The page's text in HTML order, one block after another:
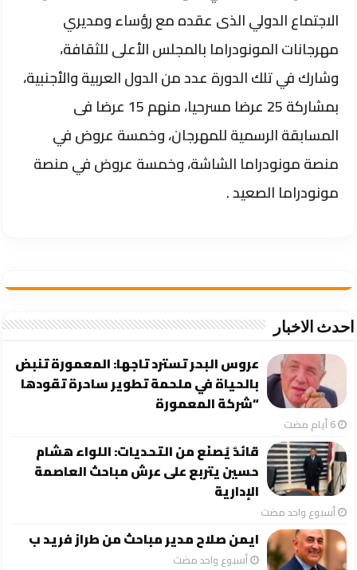
الاجتماع الدولي الذى عقده مع رؤساء ومديري
مهرجانات المونودراما بالمجلس الأعلى للثقافة،
وشارك في تلك الدورة عدد من الدول العربية والأجنبية،
بمشاركة 25 عرضا مسرحيا، منهم 15 عرضا فى
المسابقة الرسمية للمهرجان، وخمسة عروض في
منصة مونودراما الشاشة، وخمسة عروض في منصة
مونودراما الصعيد .
احدث الاخبار
عروس البحر تسترد تاجها: المعمورة تنبض
بالحياة في ملحمة تطوير ساحرة تقودها
“شركة المعمورة
‏6 أيام مضت
قائدٌ يُصنَع من التحديات: اللواء هشام
حسين يتربع على عرش مباحث العاصمة
الإدارية
‏أسبوع واحد مضت
ايمن صلاح مدير مباحث من طراز فريد ب
‏أسبوع واحد مضت